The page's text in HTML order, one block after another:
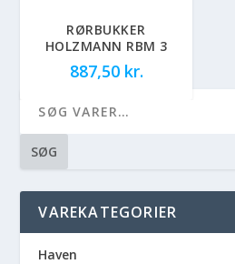
RØRBUKKER
HOLZMANN RBM 3
887,50 kr.
SØG
VAREKATEGORIER
Haven